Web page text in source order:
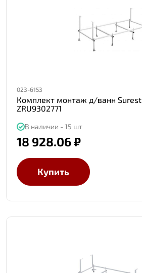
023-6153
Комплект монтаж д/ванн
ZRU9302771
В наличии - 15 шт
18 928.06 ₽
Купить